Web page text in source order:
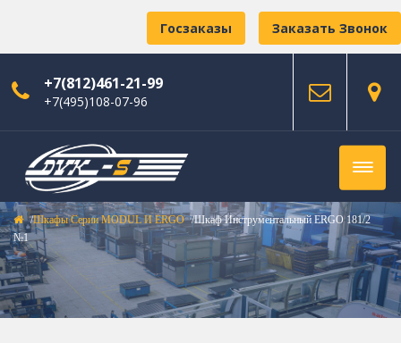
Заказать Звонок
Госзаказы
+7(812)461-21-99
+7(495)108-07-96
Шкафы Серии MODUL И ERGO
Шкаф Инструментальный ERGO 181/2
№1